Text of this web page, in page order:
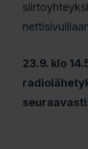
23.9. klo